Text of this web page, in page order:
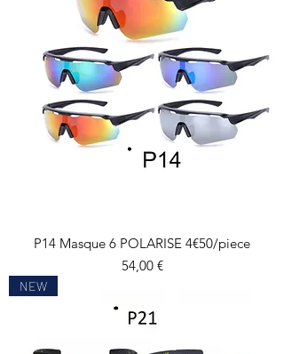
P14 Masque 6 POLARISE 4€50/piece
Prix
54,00 €
NEW